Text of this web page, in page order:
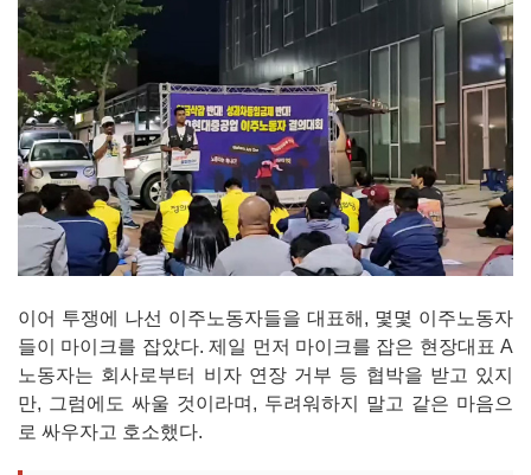
이어 투쟁에 나선 이주노동자들을 대표해, 몇몇 이주노동자
들이 마이크를 잡았다. 제일 먼저 마이크를 잡은 현장대표 A
노동자는 회사로부터 비자 연장 거부 등 협박을 받고 있지
만, 그럼에도 싸울 것이라며, 두려워하지 말고 같은 마음으
로 싸우자고 호소했다.